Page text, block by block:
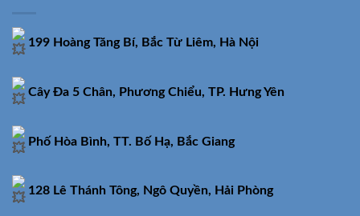
199 Hoàng Tăng Bí, Bắc Từ Liêm, Hà Nội
Cây Đa 5 Chân, Phương Chiểu, TP. Hưng Yên
Phố Hòa Bình, TT. Bố Hạ, Bắc Giang
128 Lê Thánh Tông, Ngô Quyền, Hải Phòng